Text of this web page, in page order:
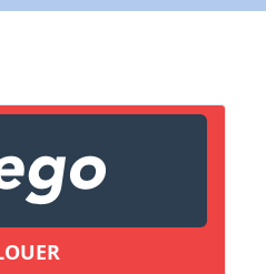
X Fermer Envoyez
X Fermer
X Fermer